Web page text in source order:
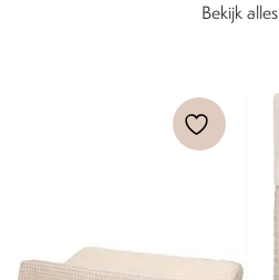
Bekijk alles